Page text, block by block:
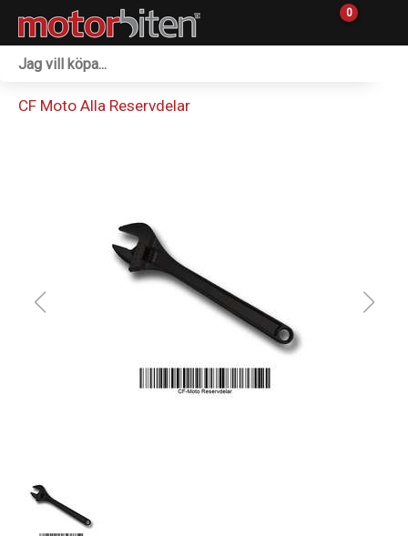
0
Reservdelar
Sprängskisser
CF Moto Alla Reservdelar